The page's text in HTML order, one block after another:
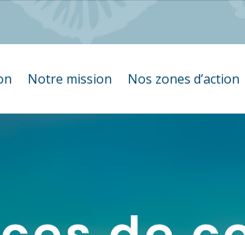
Notre mission Nos zones d’action